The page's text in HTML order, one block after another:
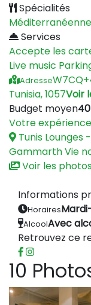
Spécialités
Méditerranéenne
Services
Accepte les
Live music
Adresse
Tunisia, 1057Voir
Budget moyen
Votre
Tunis Lounges
GammarthVie
Voir les photos
Informations
Horaires
AlcoolAvec
Retrouvez ce
10